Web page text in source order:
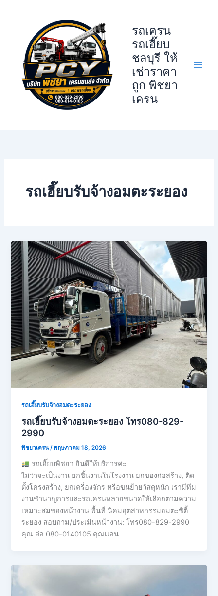
รถเครน
รถเฮี๊ยบ
ชลบุรี ให้
เช่าราคา
ถูก พิชยา
เครน
รถเฮี๊ยบรับจ้างอมตะระยอง
รถเฮี๊ยบรับจ้างอมตะระยอง
รถเฮี๊ยบรับจ้างอมตะระยอง โทร080-829-
2990
พิชยาเครน/พฤษภาคม 18, 2026
รถเฮี๊ยบพิชยา ยินดีให้บริการค่ะ
ไม่ว่าจะเป็นงาน ยกชิ้นงานในโรงงาน ยกของก่อสร้าง, ติด
ตั้งโครงสร้าง, ยกเครื่องจักร หรือขนย้ายวัสดุหนัก เรามีทีม
งานชำนาญการและรถเครนหลายขนาดให้เลือกตามความ
เหมาะสมของหน้างาน พื้นที่ นิคมอุตสาหกรรมอมตะซิตี้
ระยอง สอบถาม/ประเมินหน้างาน: โทร080-829-2990
คุณ ต่อ 080-0140105 คุณเเอน